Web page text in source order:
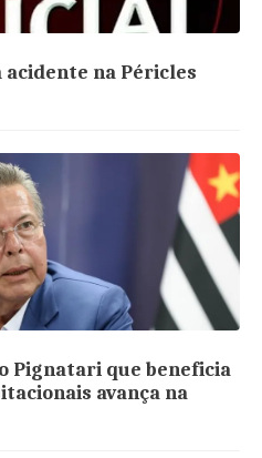
na Péricles
Pignatari que beneficia
avança na